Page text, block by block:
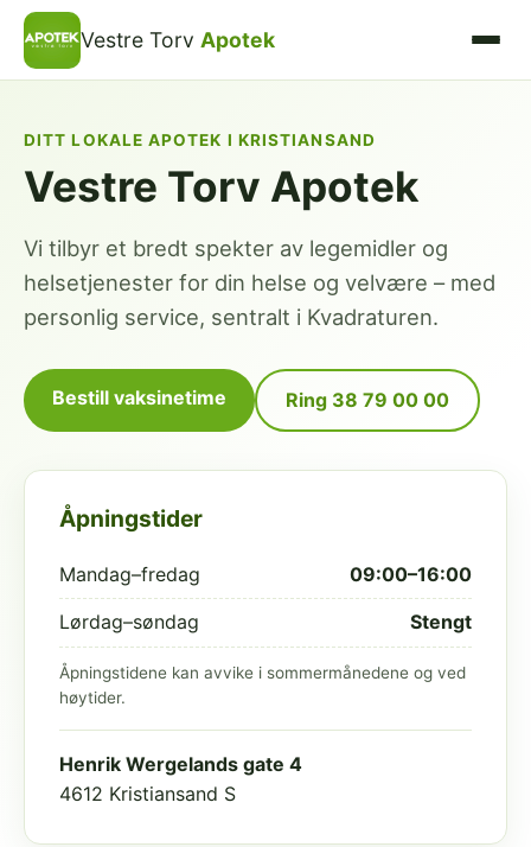
Vestre Torv Apotek
DITT LOKALE APOTEK I KRISTIANSAND
Vestre Torv Apotek
Vi tilbyr et bredt spekter av legemidler og
helsetjenester for din helse og velvære – med
personlig service, sentralt i Kvadraturen.
Bestill vaksinetime Ring 38 79 00 00
Åpningstider
Mandag–fredag 09:00–16:00
Lørdag–søndag Stengt
Åpningstidene kan avvike i sommermånedene og ved
høytider.
Henrik Wergelands gate 4
4612 Kristiansand S